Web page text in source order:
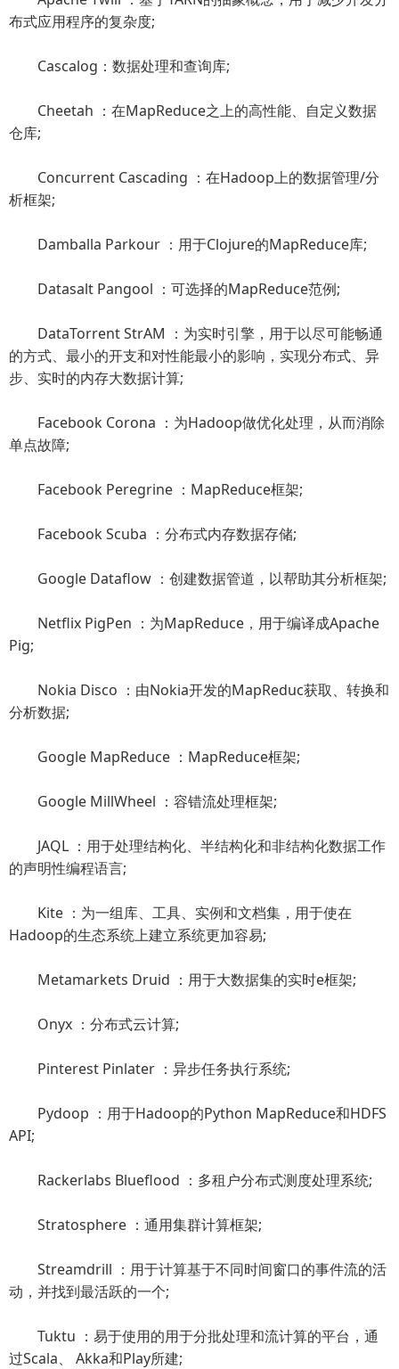
布式应用程序的复杂度;
Cascalog：数据处理和查询库;
Cheetah ：在MapReduce之上的高性能、自定义数据
仓库;
Concurrent Cascading ：在Hadoop上的数据管理/分
析框架;
Damballa Parkour ：用于Clojure的MapReduce库;
Datasalt Pangool ：可选择的MapReduce范例;
DataTorrent StrAM ：为实时引擎，用于以尽可能畅通
的方式、最小的开支和对性能最小的影响，实现分布式、异
步、实时的内存大数据计算;
Facebook Corona ：为Hadoop做优化处理，从而消除
单点故障;
Facebook Peregrine ：MapReduce框架;
Facebook Scuba ：分布式内存数据存储;
Google Dataflow ：创建数据管道，以帮助其分析框架;
Netflix PigPen ：为MapReduce，用于编译成Apache
Pig;
Nokia Disco ：由Nokia开发的MapReduc获取、转换和
分析数据;
Google MapReduce ：MapReduce框架;
Google MillWheel ：容错流处理框架;
JAQL ：用于处理结构化、半结构化和非结构化数据工作
的声明性编程语言;
Kite ：为一组库、工具、实例和文档集，用于使在
Hadoop的生态系统上建立系统更加容易;
Metamarkets Druid ：用于大数据集的实时e框架;
Onyx ：分布式云计算;
Pinterest Pinlater ：异步任务执行系统;
Pydoop ：用于Hadoop的Python MapReduce和HDFS
API;
Rackerlabs Blueflood ：多租户分布式测度处理系统;
Stratosphere ：通用集群计算框架;
Streamdrill ：用于计算基于不同时间窗口的事件流的活
动，并找到最活跃的一个;
Tuktu ：易于使用的用于分批处理和流计算的平台，通
过Scala、 Akka和Play所建;